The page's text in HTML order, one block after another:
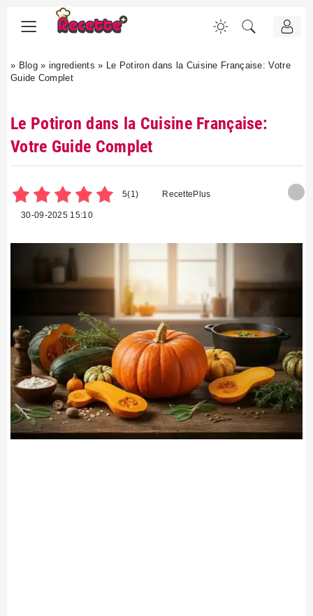
» Blog» ingredients » Le Potiron dans la Cuisine Française: Votre
Guide Complet
Le Potiron dans la Cuisine Française:
Votre Guide Complet
5(1) RecettePlus
30-09-2025 15:10